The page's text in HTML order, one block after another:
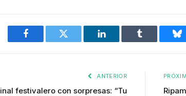
Facebook Twitter LinkedIn Tumblr
ANTERIOR
festivalero con sorpresas: “Tu